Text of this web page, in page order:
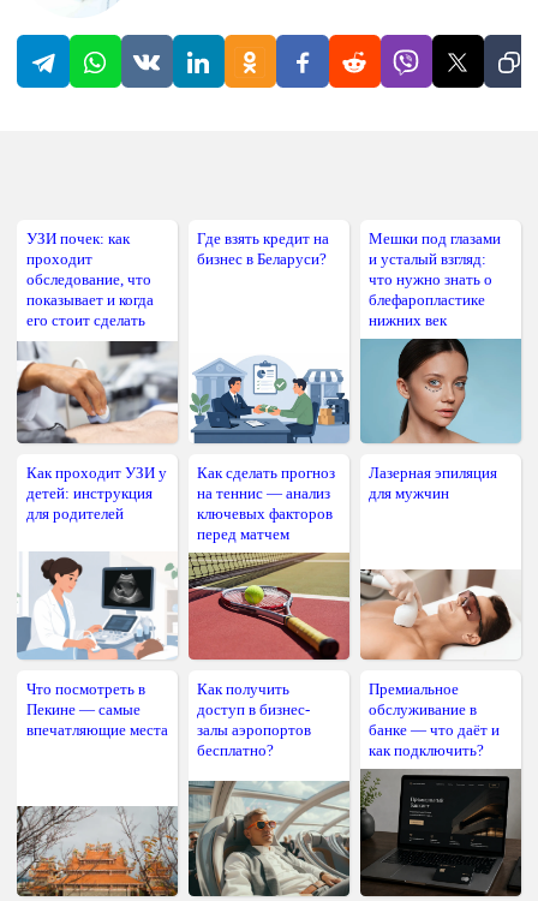
УЗИ почек: как
проходит
обследование, что
показывает и когда
его стоит сделать
Где взять кредит на
бизнес в Беларуси?
Мешки под глазами
и усталый взгляд:
что нужно знать о
блефаропластике
нижних век
Как проходит УЗИ у
детей: инструкция
для родителей
Как сделать прогноз
на теннис — анализ
ключевых факторов
перед матчем
Лазерная эпиляция
для мужчин
Что посмотреть в
Пекине — самые
впечатляющие места
Как получить
доступ в бизнес-
залы аэропортов
бесплатно?
Премиальное
обслуживание в
банке — что даёт и
как подключить?